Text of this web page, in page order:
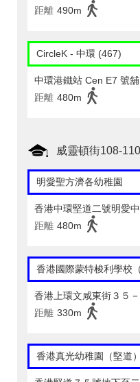
距離 490m
CircleK - 中環 (467)
中環港鐵站 Cen E7 號舖
距離 480m
威靈頓街108-
明愛聖方濟各幼稚園
香港中環堅道二號明愛
距離 480m
香港國際蒙特梭利學校（
香港上環文咸東街３５
距離 330m
香港真光幼稚園（堅道）